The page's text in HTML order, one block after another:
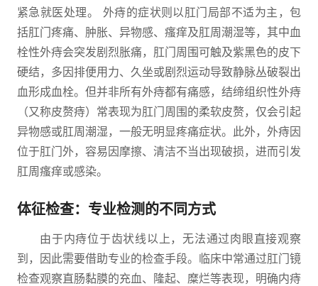
紧急就医处理。 外痔的症状则以肛门局部不适为主，包
括肛门疼痛、肿胀、异物感、瘙痒及肛周潮湿等，其中血
栓性外痔会突发剧烈胀痛，肛门周围可触及紫黑色的皮下
硬结，多因排便用力、久坐或剧烈运动导致静脉丛破裂出
血形成血栓。但并非所有外痔都有痛感，结缔组织性外痔
（又称皮赘痔）常表现为肛门周围的柔软皮赘，仅会引起
异物感或肛周潮湿，一般无明显疼痛症状。此外，外痔因
位于肛门外，容易因摩擦、清洁不当出现破损，进而引发
肛周瘙痒或感染。
体征检查：专业检测的不同方式
由于内痔位于齿状线以上，无法通过肉眼直接观察
到，因此需要借助专业的检查手段。临床中常通过肛门镜
检查观察直肠黏膜的充血、隆起、糜烂等表现，明确内痔